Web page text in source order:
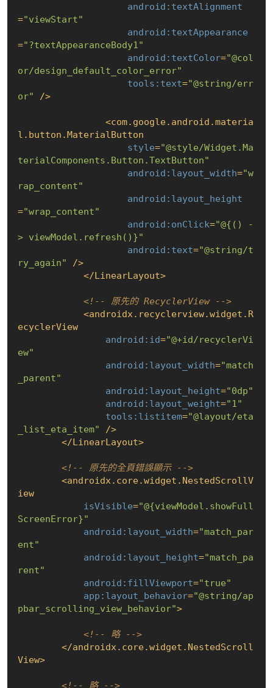
android:textAlignment
="viewStart"
android:textAppearance
="?textAppearanceBody1"
android:textColor="@col
or/design_default_color_error"
tools:text="@string/err
or" />
<com.google.android.materia
l.button.MaterialButton
style="@style/Widget.Ma
terialComponents.Button.TextButton"
android:layout_width="w
rap_content"
android:layout_height
="wrap_content"
android:onClick="@{() -
> viewModel.refresh()}"
android:text="@string/t
ry_again" />
</LinearLayout>
<!-- 原先的 RecyclerView -->
<androidx.recyclerview.widget.R
ecyclerView
android:id="@+id/recyclerVi
ew"
android:layout_width="match
_parent"
android:layout_height="0dp"
android:layout_weight="1"
tools:listitem="@layout/eta
_list_eta_item" />
</LinearLayout>
<!-- 原先的全頁錯誤顯示 -->
<androidx.core.widget.NestedScrollV
iew
isVisible="@{viewModel.showFull
ScreenError}"
android:layout_width="match_par
ent"
android:layout_height="match_pa
rent"
android:fillViewport="true"
app:layout_behavior="@string/ap
pbar_scrolling_view_behavior">
<!-- 略 -->
</androidx.core.widget.NestedScroll
View>
<!-- 略 -->